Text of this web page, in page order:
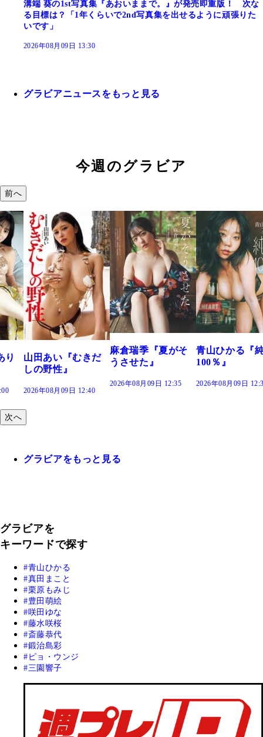
溝端 葵の1st写真集『あおいままで。』が発売即重版！ 次な
る目標は？「1年くらいで2nd写真集を出せるように頑張りた
いです」
2026年08月09日 13:30
グラビアニュースをもっと見る
今週のグラビア
前へ
山田あい『むきだ
しの野性』
2026年08月09日 12:40
麻倉瑞季『夏がそ
うさせた』
2026年08月09日 12:35
青山ひかる『
100％』
2026年08月09日
り
次へ
グラビアをもっと見る
グラビアを
キーワードで探す
青山ひかる
真田まこと
栗原もみじ
豊田萌絵
咲田ゆな
藤水咲桜
斎藤恭代
鍛治島彩
ピョ・ウンジ
三園響子